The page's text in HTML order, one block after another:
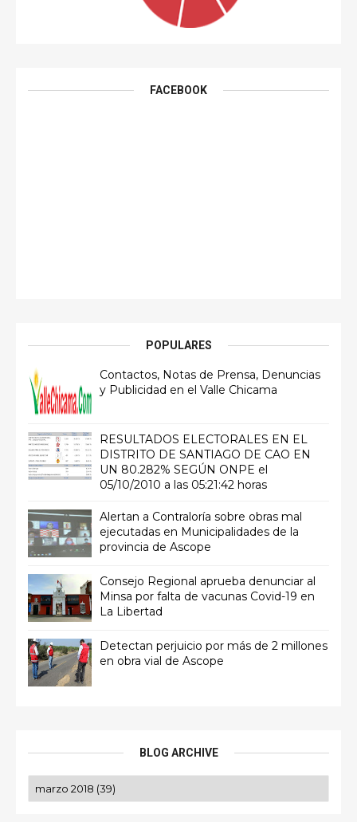
FACEBOOK
POPULARES
Contactos, Notas de Prensa, Denuncias
y Publicidad en el Valle Chicama
RESULTADOS ELECTORALES EN EL
DISTRITO DE SANTIAGO DE CAO EN
UN 80.282% SEGÚN ONPE el
05/10/2010 a las 05:21:42 horas
Alertan a Contraloría sobre obras mal
ejecutadas en Municipalidades de la
provincia de Ascope
Consejo Regional aprueba denunciar al
Minsa por falta de vacunas Covid-19 en
La Libertad
Detectan perjuicio por más de 2 millones
en obra vial de Ascope
BLOG ARCHIVE